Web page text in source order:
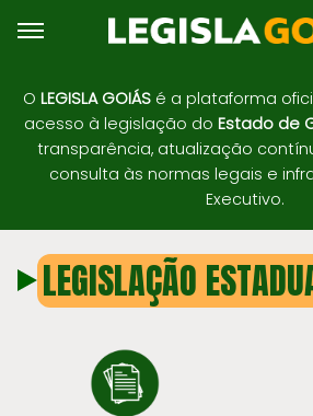
O LEGISLA GOIÁSé a plataforma
acesso à legislação do Estado de
transparência, atualização
consulta às normas legais e
Executivo.
LEGISLAÇÃO